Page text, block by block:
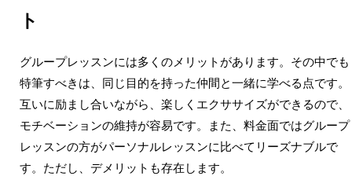
ト
グループレッスンには多くのメリットがあります。その中でも
特筆すべきは、同じ目的を持った仲間と一緒に学べる点です。
互いに励まし合いながら、楽しくエクササイズができるので、
モチベーションの維持が容易です。また、料金面ではグループ
レッスンの方がパーソナルレッスンに比べてリーズナブルで
す。ただし、デメリットも存在します。